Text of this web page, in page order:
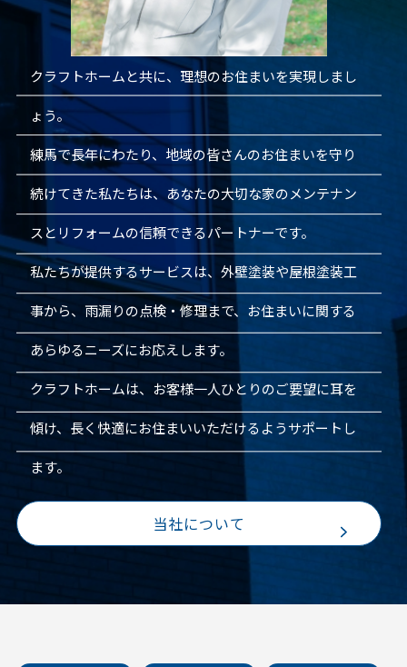
クラフトホームと共に、理想のお住まいを実現しまし
ょう。
練馬で長年にわたり、地域の皆さんのお住まいを守り
続けてきた私たちは、あなたの大切な家のメンテナン
スとリフォームの信頼できるパートナーです。
私たちが提供するサービスは、外壁塗装や屋根塗装工
事から、雨漏りの点検・修理まで、お住まいに関する
あらゆるニーズにお応えします。
クラフトホームは、お客様一人ひとりのご要望に耳を
傾け、長く快適にお住まいいただけるようサポートし
ます。
当社について